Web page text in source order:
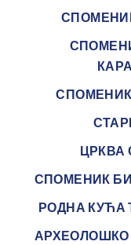
ЦРКВА
СПОМЕНИК
РОДНА